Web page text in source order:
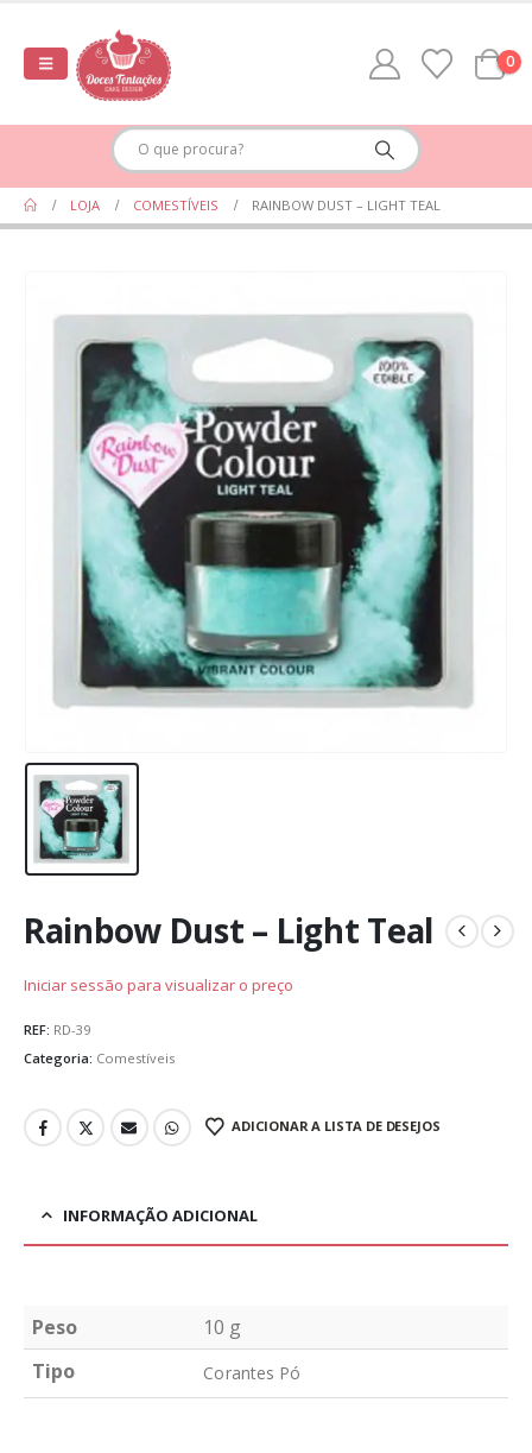
0
LOJA COMESTÍVEIS RAINBOW DUST – LIGHT TEAL
Rainbow Dust – Light Teal
Iniciar sessão para visualizar o preço
REF: RD-39
Categoria: Comestíveis
ADICIONAR A LISTA DE DESEJOS
INFORMAÇÃO ADICIONAL
Peso
10 g
Tipo
Corantes Pó